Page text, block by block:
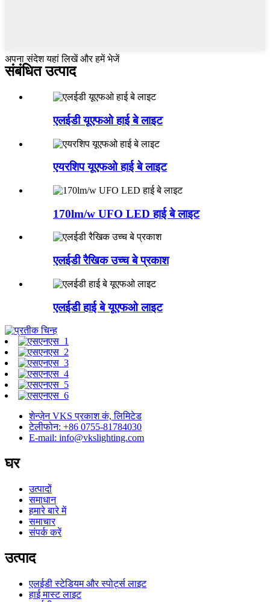
अपना संदेश यहां लिखें और हमें भेजें
संबंधित उत्पाद
एलईडी यूएफओ हाई बे लाइट
एयरशिप यूएफओ हाई बे लाइट
170lm/w UFO LED हाई बे लाइट
एलईडी रैखिक उच्च बे प्रकाश
एलईडी हाई बे यूएफओ लाइट
शेन्ज़ेन VKS प्रकाश कं, लिमिटेड
टेलीफोन: +86 0755-81784030
E-mail: info@vkslighting.com
घर
उत्पादों
समाधान
हमारे बारे में
समाचार
संपर्क करें
उत्पाद
एलईडी स्टेडियम और स्पोर्ट्स लाइट
हाई मास्ट लाइट